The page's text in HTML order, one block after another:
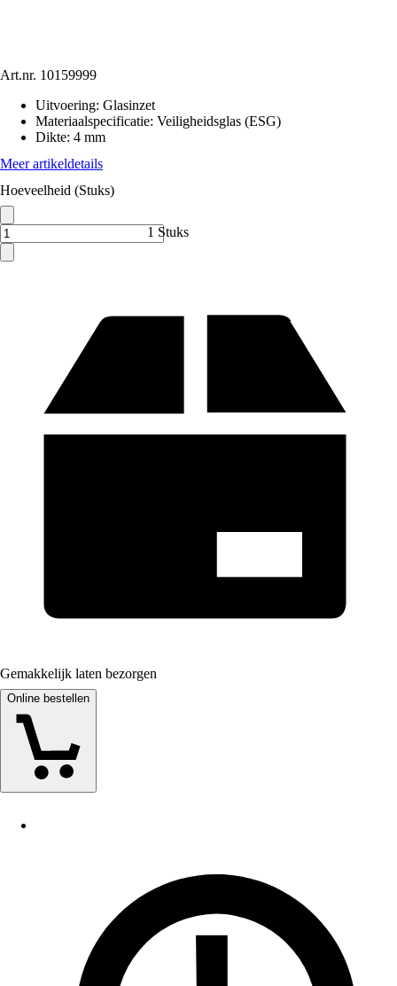
Art.nr. 10159999
Uitvoering: Glasinzet
Materiaalspecificatie: Veiligheidsglas (ESG)
Dikte: 4 mm
Meer artikeldetails
Hoeveelheid (Stuks)
1 Stuks
Gemakkelijk laten bezorgen
Online bestellen